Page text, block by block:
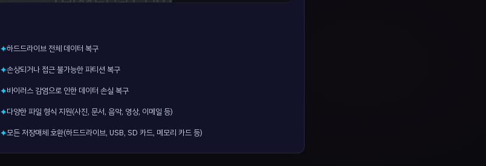
✦하드드라이브 전체 데이터 복구
✦손상되거나 접근 불가능한 파티션 복구
✦바이러스 감염으로 인한 데이터 손실 복구
✦다양한 파일 형식 지원(사진, 문서, 음악, 영상, 이메일 등)
✦모든 저장매체 호환(하드드라이브, USB, SD 카드, 메모리 카드 등)